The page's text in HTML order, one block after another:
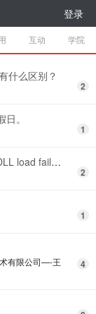
登录
互动 学院
什么区别？
2
。
1
7.0 使用打开百度网址报错 ''ImportError: DLL load failed: %1 不是有效的 Win32 应用程序''
2
1
有限公司—-王
4